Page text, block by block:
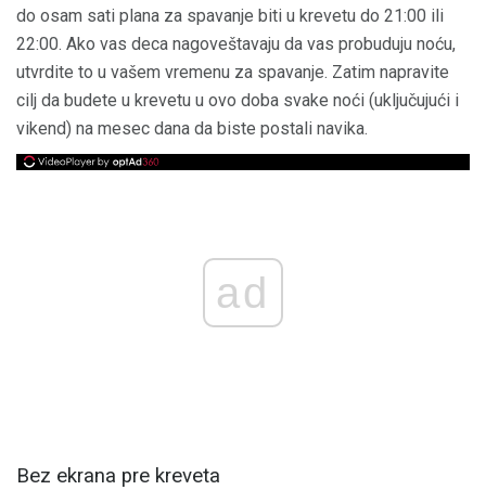
do osam sati plana za spavanje biti u krevetu do 21:00 ili
22:00. Ako vas deca nagoveštavaju da vas probuduju noću,
utvrdite to u vašem vremenu za spavanje. Zatim napravite
cilj da budete u krevetu u ovo doba svake noći (uključujući i
vikend) na mesec dana da biste postali navika.
ad
Bez ekrana pre kreveta